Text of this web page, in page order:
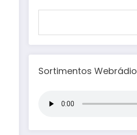
Sortimentos Webrádio